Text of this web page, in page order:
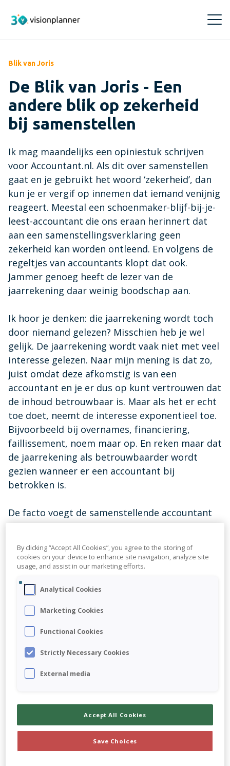
Visionplanner Compilation
Snel en betrouwbaar samenstellen
Makkelijk en snel je administraties beheren
Visionplanner Insights
Inzichten voor de beste adviezen en beslissingen
Visionplanner Audit
Vereenvoudigt je controlewerk, zorgt voor
naleving van regels en geeft helder inzicht
Visionplanner PBC
Ontvang in één keer compleet en correct
klantinformatie
Visionplanner App
Altijd inzicht én eenvoudig mobiel ondertekenen
VAIA by Visionplanner
De geavanceerde AI-assistent die je helpt bij het
vertalen van cijfers naar inzicht
Voor ondernemingen
Slimme rapportages die je ondersteunen in je
groei
Connect Center
Verbind Visionplanner direct met al je bronnen
Zie in één oogopslag welk tarief voor jouw
Infine
On-premise software voor samenstellen van
Inzichten
Events
of een demo
Blogs
Opinie en verdieping over de
accountancybranche
Achtergronden voor slim softwaregebruik
Podcast
Luister mee en ontdek hoe de accountancy van
morgen vorm krijgt
Visionplanner Fans
Hoe ervaren onze klanten Visionplanner? Je leest
het hier.
Training & Support
Trainingen
Boek hier je Visionplanner training
Visionplanner Cloud
Ontdek waar je terecht kunt voor je vragen over
Visionplanner Cloud
Infine Software
Ga direct naar Mijn Infine voor updates en
support
Ontdek waar je terecht kunt voor je vragen over
Visionplanner Offline
MLE
Ontdek waar je terecht kunt voor je vragen over
MLE
Over ons
Over ons
Maak kennis met Visionplanner
Maak kennis met ons Management team
Experts
Maak kennis met onze accountancy experts
Kwaliteit staat bij ons centraal
Vacatures
Kom werken bij Visionplanner
Contact
Bel of mail ons voor al je vragen
Visionplanner & Humanitas
Kleine hulp, groot verschil in financiën
Blik van Joris
De Blik van Joris - Een
andere blik op zekerheid
bij samenstellen
Ik mag maandelijks een opiniestuk schrijven
voor Accountant.nl. Als dit over samenstellen
gaat en je gebruikt het woord ‘zekerheid’, dan
kun je er vergif op innemen dat iemand venijnig
reageert. Meestal een schoenmaker-blijf-bij-je-
leest-accountant die ons eraan herinnert dat
aan een samenstellingsverklaring geen
zekerheid kan worden ontleend. En volgens de
regeltjes van accountants klopt dat ook.
Jammer genoeg heeft de lezer van de
jaarrekening daar weinig boodschap aan.
Ik hoor je denken: die jaarrekening wordt toch
door niemand gelezen? Misschien heb je wel
gelijk. De jaarrekening wordt vaak niet met veel
interesse gelezen. Naar mijn mening is dat zo,
juist omdat deze afkomstig is van een
accountant en je er dus op kunt vertrouwen dat
de inhoud betrouwbaar is. Maar als het er echt
toe doet, neemt de interesse exponentieel toe.
Bijvoorbeeld bij overnames, financiering,
faillissement, noem maar op. En reken maar dat
de jaarrekening als betrouwbaarder wordt
gezien wanneer er een accountant bij
betrokken is.
De facto voegt de samenstellende accountant
wel degelijk zekerheid toe aan de jaarrekening.
worden verricht om te zorgen dat de cijfers
betrouwbaar zijn. Des te teleurstellender dat
stakeholders worden afgescheept met een
lullige samenstellingsverklaring. Daarmee blijft
volledig onzichtbaar dat:
Read time 2 min
ByJoris Joppe
By clicking “Accept All Cookies”, you agree to the storing of
cookies on your device to enhance site navigation, analyze site
usage, and assist in our marketing efforts.
Analytical Cookies
Marketing Cookies
Functional Cookies
Strictly Necessary Cookies
External media
Accept All Cookies
Save Choices